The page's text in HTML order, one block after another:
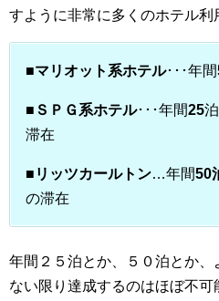
すように非常に多くのホテル利
■マリオット系ホテル･･･年間
■ ＳＰＧ系ホテル･･･年間25
滞在
■ リッツカールトン…年間50
の滞在
年間２５泊とか、５０泊とか
ない限り達成するのはほぼ不